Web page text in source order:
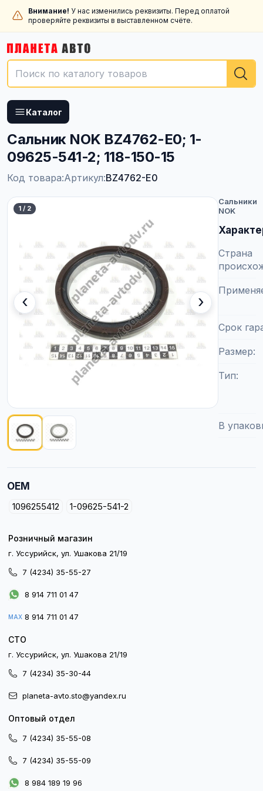
Внимание! У нас изменились реквизиты. Перед оплатой
проверяйте реквизиты в выставленном счёте.
Каталог
Сальник NOK BZ4762-E0; 1-
09625-541-2; 118-150-15
Код товара:Артикул:BZ4762-E0
1 / 2
‹ ›
Сальники
NOK
Страна
Срок
Размер
Тип
В
OEM
1096255412 1-09625-541-2
Розничный магазин
г. Уссурийск, ул. Ушакова 21/19
7 (4234) 35-55-27
8 914 711 01 47
MAX 8 914 711 01 47
СТО
г. Уссурийск, ул. Ушакова 21/19
7 (4234) 35-30-44
planeta-avto.sto@yandex.ru
Оптовый отдел
7 (4234) 35-55-08
7 (4234) 35-55-09
8 984 189 19 96